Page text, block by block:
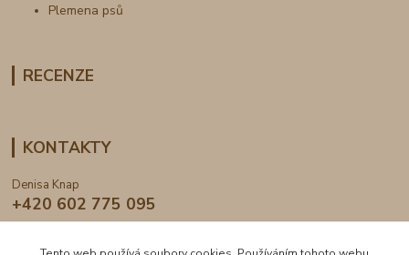
Plemena psů
RECENZE
KONTAKTY
Denisa Knap
+420 602 775 095